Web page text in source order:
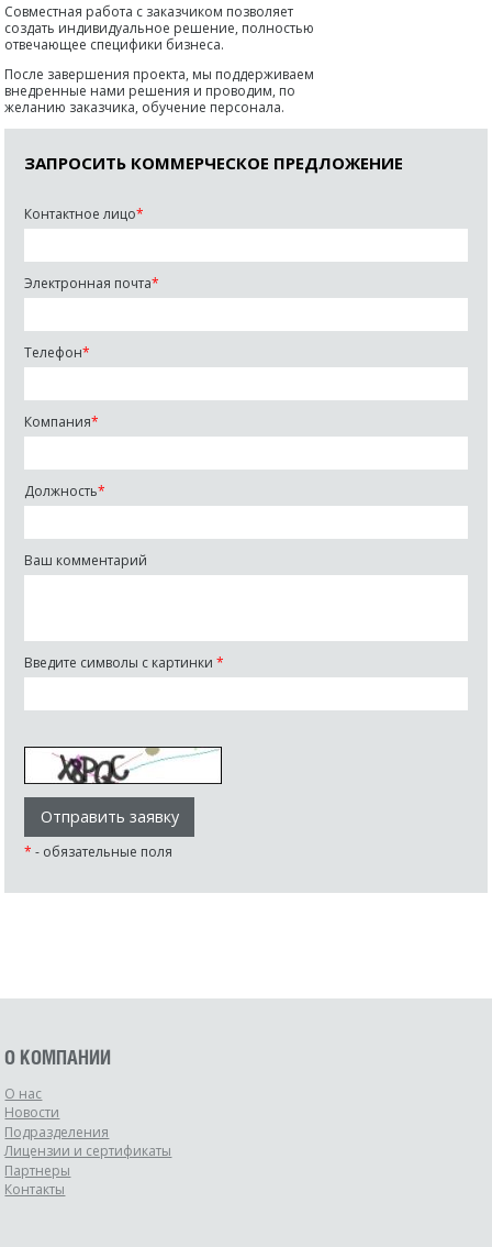
Совместная работа с заказчиком позволяет
создать индивидуальное решение, полностью
отвечающее специфики бизнеса.
После завершения проекта, мы поддерживаем
внедренные нами решения и проводим, по
желанию заказчика, обучение персонала.
ЗАПРОСИТЬ КОММЕРЧЕСКОЕ ПРЕДЛОЖЕНИЕ
Контактное лицо*
Электронная почта*
Телефон*
Компания*
Должность*
Ваш комментарий
Введите символы с картинки*
* - обязательные поля
О КОМПАНИИ
О нас
Новости
Подразделения
Лицензии и сертификаты
Партнеры
Контакты